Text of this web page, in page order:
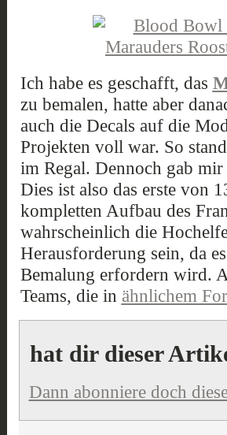
Ich habe es geschafft, das
zu bemalen, hatte aber
auch die Decals auf die
Projekten voll war. So
im Regal. Dennoch gab
Dies ist also das erste von
kompletten Aufbau des
wahrscheinlich die
Herausforderung sein, da
Bemalung erfordern wird.
Teams, die in ähnlichem
hat dir dieser
Dann abonniere doch